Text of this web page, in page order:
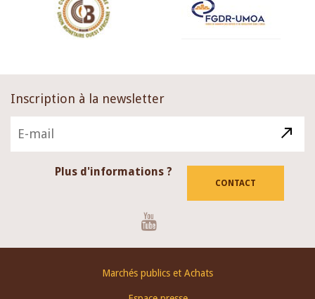
Inscription à la newsletter
Plus d'informations ?
CONTACT
Marchés publics et Achats